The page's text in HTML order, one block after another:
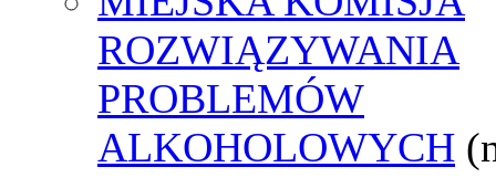
ROZWIĄZYWANIA
PROBLEMÓW
ALKOHOLOWYCH